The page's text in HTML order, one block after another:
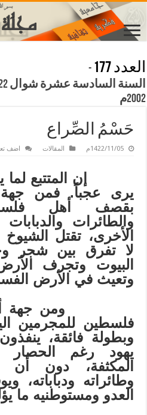
العدد 177
-
2002م
حَسْمُ الصِّراع
1422/11/05م المقالات اضف
إن المتتبع لما
يرى عجباً. فمن جهة
بقصف أهل
والطائرات
الأخرى، تقتل الشيوخ
لا تفرق بين شجر
البيوت وتجرف
وتعيث في الأرض
ومن جهة
فلسطين للمجرمين
وبطولة فائقة،
يهود رغم الحصار
المكثفة، دون أن
وطائراته
العدو ومستوطنيه ما